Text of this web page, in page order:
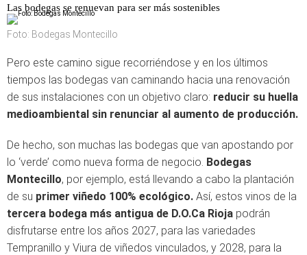
Las bodegas se renuevan para ser más sostenibles
Foto: Bodegas Montecillo
Pero este camino sigue recorriéndose y en los últimos
tiempos las bodegas van caminando hacia una renovación
de sus instalaciones con un objetivo claro: reducir su huella
medioambiental sin renunciar al aumento de producción.
De hecho, son muchas las bodegas que van apostando por
lo ‘verde’ como nueva forma de negocio. Bodegas
Montecillo, por ejemplo, está llevando a cabo la plantación
de su primer viñedo 100% ecológico. Así, estos vinos de la
tercera bodega más antigua de D.O.Ca Rioja podrán
disfrutarse entre los años 2027, para las variedades
Tempranillo y Viura de viñedos vinculados, y 2028, para la